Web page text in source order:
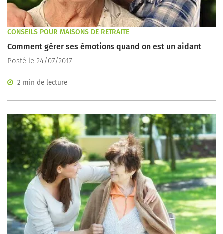
CONSEILS POUR MAISONS DE RETRAITE
Comment gérer ses émotions quand on est un aidant
Posté le 24/07/2017
2 min de lecture